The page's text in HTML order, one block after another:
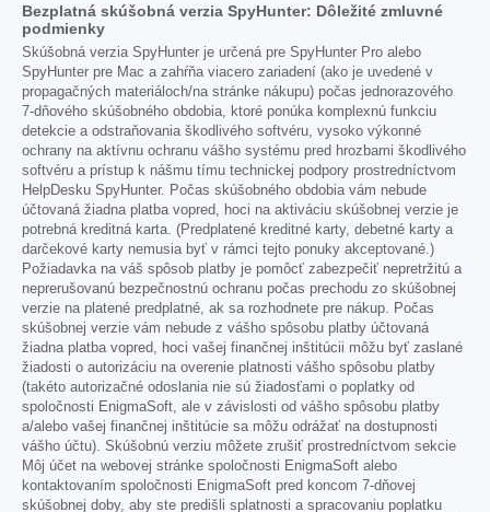
Bezplatná skúšobná verzia SpyHunter: Dôležité zmluvné
podmienky
Skúšobná verzia SpyHunter je určená pre SpyHunter Pro alebo
SpyHunter pre Mac a zahŕňa viacero zariadení (ako je uvedené v
propagačných materiáloch/na stránke nákupu) počas jednorazového
7-dňového skúšobného obdobia, ktoré ponúka komplexnú funkciu
detekcie a odstraňovania škodlivého softvéru, vysoko výkonné
ochrany na aktívnu ochranu vášho systému pred hrozbami škodlivého
softvéru a prístup k nášmu tímu technickej podpory prostredníctvom
HelpDesku SpyHunter. Počas skúšobného obdobia vám nebude
účtovaná žiadna platba vopred, hoci na aktiváciu skúšobnej verzie je
potrebná kreditná karta. (Predplatené kreditné karty, debetné karty a
darčekové karty nemusia byť v rámci tejto ponuky akceptované.)
Požiadavka na váš spôsob platby je pomôcť zabezpečiť nepretržitú a
neprerušovanú bezpečnostnú ochranu počas prechodu zo skúšobnej
verzie na platené predplatné, ak sa rozhodnete pre nákup. Počas
skúšobnej verzie vám nebude z vášho spôsobu platby účtovaná
žiadna platba vopred, hoci vašej finančnej inštitúcii môžu byť zaslané
žiadosti o autorizáciu na overenie platnosti vášho spôsobu platby
(takéto autorizačné odoslania nie sú žiadosťami o poplatky od
spoločnosti EnigmaSoft, ale v závislosti od vášho spôsobu platby
a/alebo vašej finančnej inštitúcie sa môžu odrážať na dostupnosti
vášho účtu). Skúšobnú verziu môžete zrušiť prostredníctvom sekcie
Môj účet na webovej stránke spoločnosti EnigmaSoft alebo
kontaktovaním spoločnosti EnigmaSoft pred koncom 7-dňovej
skúšobnej doby, aby ste predišli splatnosti a spracovaniu poplatku